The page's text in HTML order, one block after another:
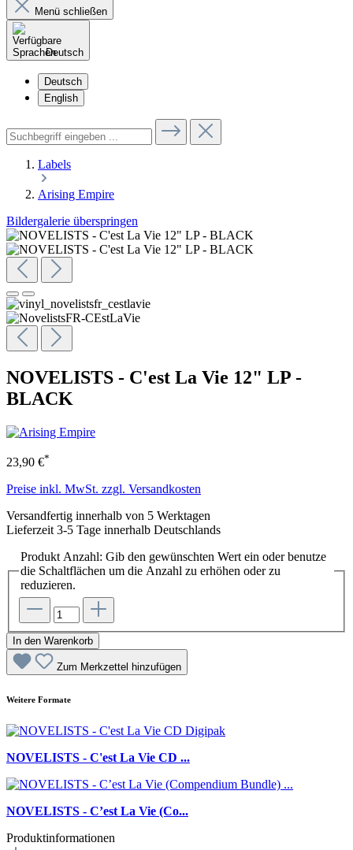
Menü schließen
Deutsch
Deutsch
English
Labels
Arising Empire
Bildergalerie überspringen
NOVELISTS - C'est La Vie 12" LP -
BLACK
23,90 €*
Preise inkl. MwSt. zzgl. Versandkosten
Versandfertig innerhalb von 5 Werktagen
Lieferzeit 3-5 Tage innerhalb Deutschlands
Produkt Anzahl: Gib den gewünschten Wert ein oder benutze
die Schaltflächen um die Anzahl zu erhöhen oder zu
reduzieren.
In den Warenkorb
Zum Merkzettel hinzufügen
Weitere Formate
NOVELISTS - C'est La Vie CD ...
NOVELISTS - C’est La Vie (Co...
Produktinformationen